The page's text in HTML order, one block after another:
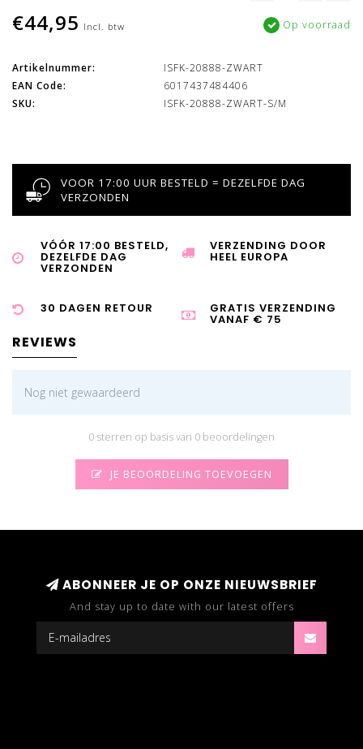
€44,95 Incl. btw Op voorraad
Artikelnummer:
ISFK-20888-ZWART
EAN Code:
6017437484406
SKU:
ISFK-20888-ZWART-S/M
VOOR 17:00 UUR BESTELD = DEZELFDE DAG
VERZONDEN
VÓÓR 17:00 BESTELD,
DEZELFDE DAG
VERZONDEN
VERZENDING DOOR
HEEL EUROPA
30 DAGEN RETOUR GRATIS VERZENDING
VANAF € 75
REVIEWS
Nog niet gewaardeerd
0 sterren op basis van 0 beoordelingen
JE BEOORDELING TOEVOEGEN
ABONNEER JE OP ONZE NIEUWSBRIEF
And stay up to date with our latest offers